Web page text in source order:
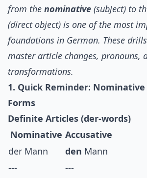
from the nominative (subject) to
(direct object) is one of the most
foundations in German. These
master article changes, pronouns,
transformations.
1. Quick Reminder:
Forms
Definite Articles (der-words)
Nominative Accusative
der Mann
den Mann
---
---